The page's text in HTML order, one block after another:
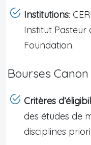
Institutions:
Institut Pasteur
Foundation.
Bourses
Critères
des études de
disciplines